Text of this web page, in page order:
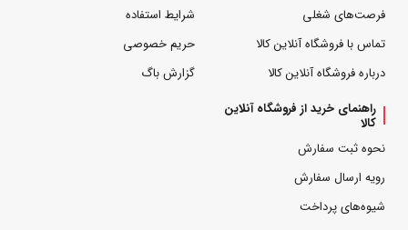
فرصت‌های شغلی
تماس با فروشگاه آنلاین کالا
درباره فروشگاه آنلاین کالا
شرایط استفاده
حریم خصوصی
گزارش باگ
راهنمای خرید از فروشگاه آنلاین
کالا
نحوه ثبت سفارش
رویه ارسال سفارش
شیوه‌های پرداخت